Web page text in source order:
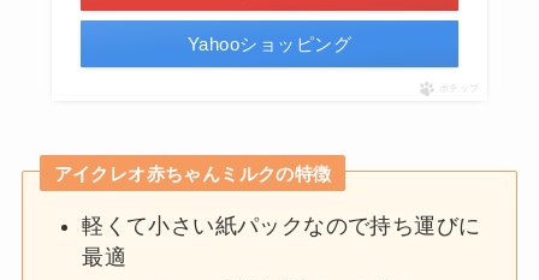
Yahooショッピング
ポチップ
アイクレオ赤ちゃんミルクの特徴
軽くて小さい紙パックなので持ち運びに
最適